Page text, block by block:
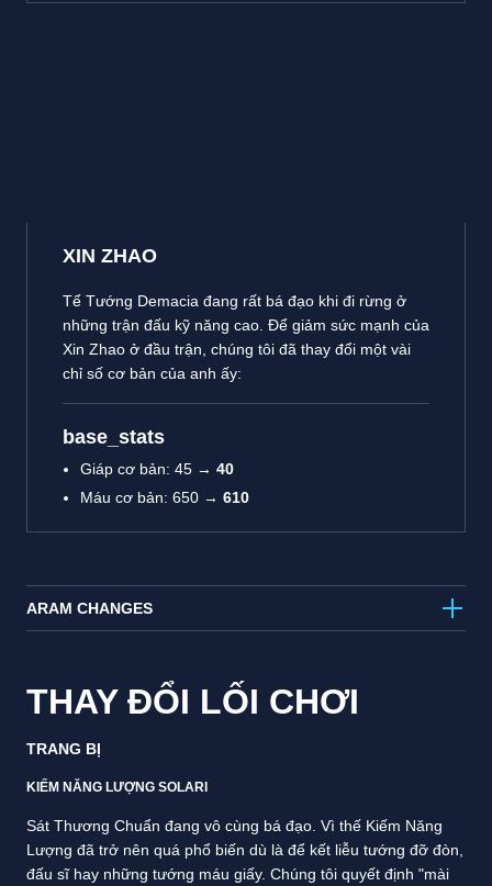
XIN ZHAO
Tể Tướng Demacia đang rất bá đạo khi đi rừng ở
những trận đấu kỹ năng cao. Để giảm sức mạnh của
Xin Zhao ở đầu trận, chúng tôi đã thay đổi một vài
chỉ số cơ bản của anh ấy:
base_stats
Giáp cơ bản: 45 → 40
Máu cơ bản: 650 → 610
ARAM CHANGES
THAY ĐỔI LỐI CHƠI
TRANG BỊ
KIẾM NĂNG LƯỢNG SOLARI
Sát Thương Chuẩn đang vô cùng bá đạo. Vì thế Kiếm Năng
Lượng đã trở nên quá phổ biến dù là để kết liễu tướng đỡ đòn,
đấu sĩ hay những tướng máu giấy. Chúng tôi quyết định "mài